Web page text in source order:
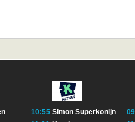
10:55 Simon Superkonijn